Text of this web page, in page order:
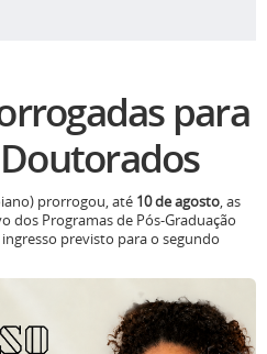
para
prorrogou, até 10 de agosto, as
dos Programas de Pós-Graduação
previsto para o segundo